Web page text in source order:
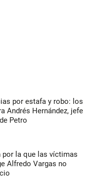
por estafa y robo: los
Andrés Hernández, jefe
Petro
por la que las víctimas
Alfredo Vargas no